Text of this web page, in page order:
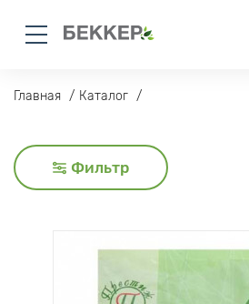
Главная Каталог
Фильтр